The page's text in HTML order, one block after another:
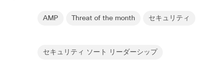
AMP Threat of the month セキュリティ
セキュリティ ソート リーダーシップ